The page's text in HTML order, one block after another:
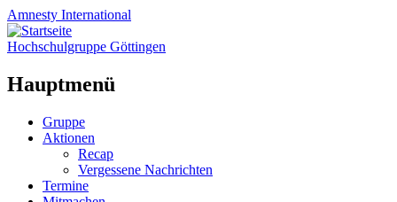
Amnesty International
Hochschulgruppe Göttingen
Hauptmenü
Zum
Inhalt
Gruppe
Aktionen
Recap
Vergessene Nachrichten
Termine